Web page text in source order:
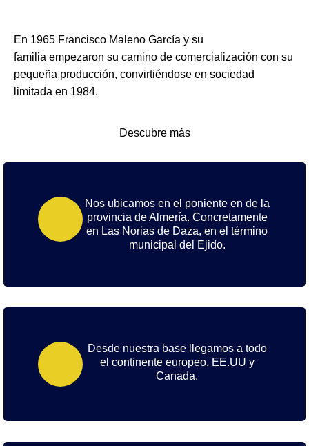
En 1965 Francisco Maleno García y su
familia empezaron su camino de comercialización con su
pequeña producción, convirtiéndose en sociedad
limitada en 1984.
Descubre más
Nos ubicamos en el poniente en de la
provincia de Almería. Concretamente
en Las Norias de Daza, en el término
municipal del Ejido.
Desde nuestra base llegamos a todo
el continente europeo, EE.UU y
Canada.